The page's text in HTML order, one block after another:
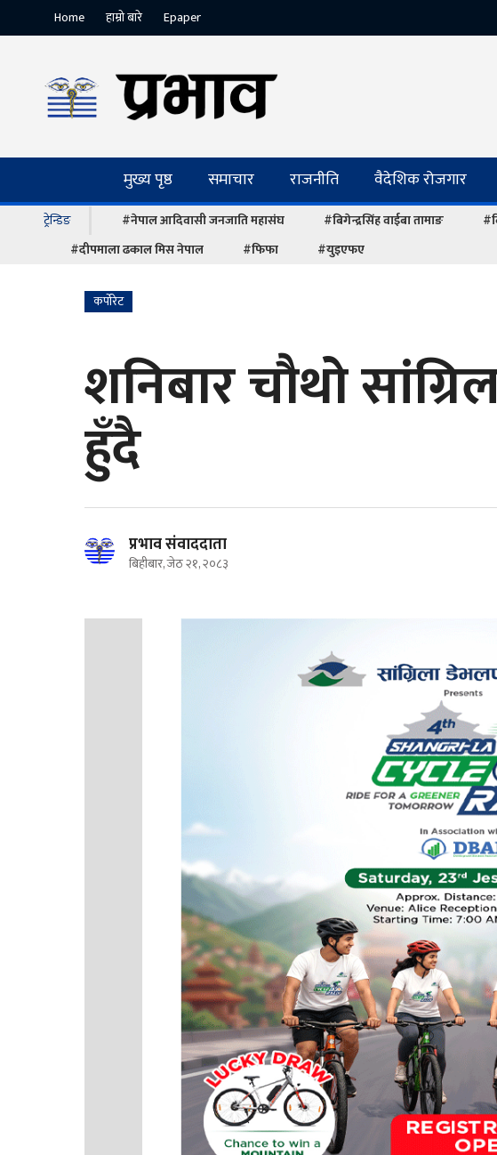
Home हाम्रो बारे Epaper
मुख्य पृष्ठ समाचार राजनीति वैदेशिक रोजगार
ट्रेन्डिङ #नेपाल आदिवासी जनजाति महासंघ #बिगेन्द्रसिंह वाईबा तामाङ
#दीपमाला ढकाल मिस नेपाल
#फिफा #युइएफए
कर्पोरेट
शनिबार चौथो
हुँदै
प्रभाव संवाददाता
बिहीबार, जेठ २१, २०८३